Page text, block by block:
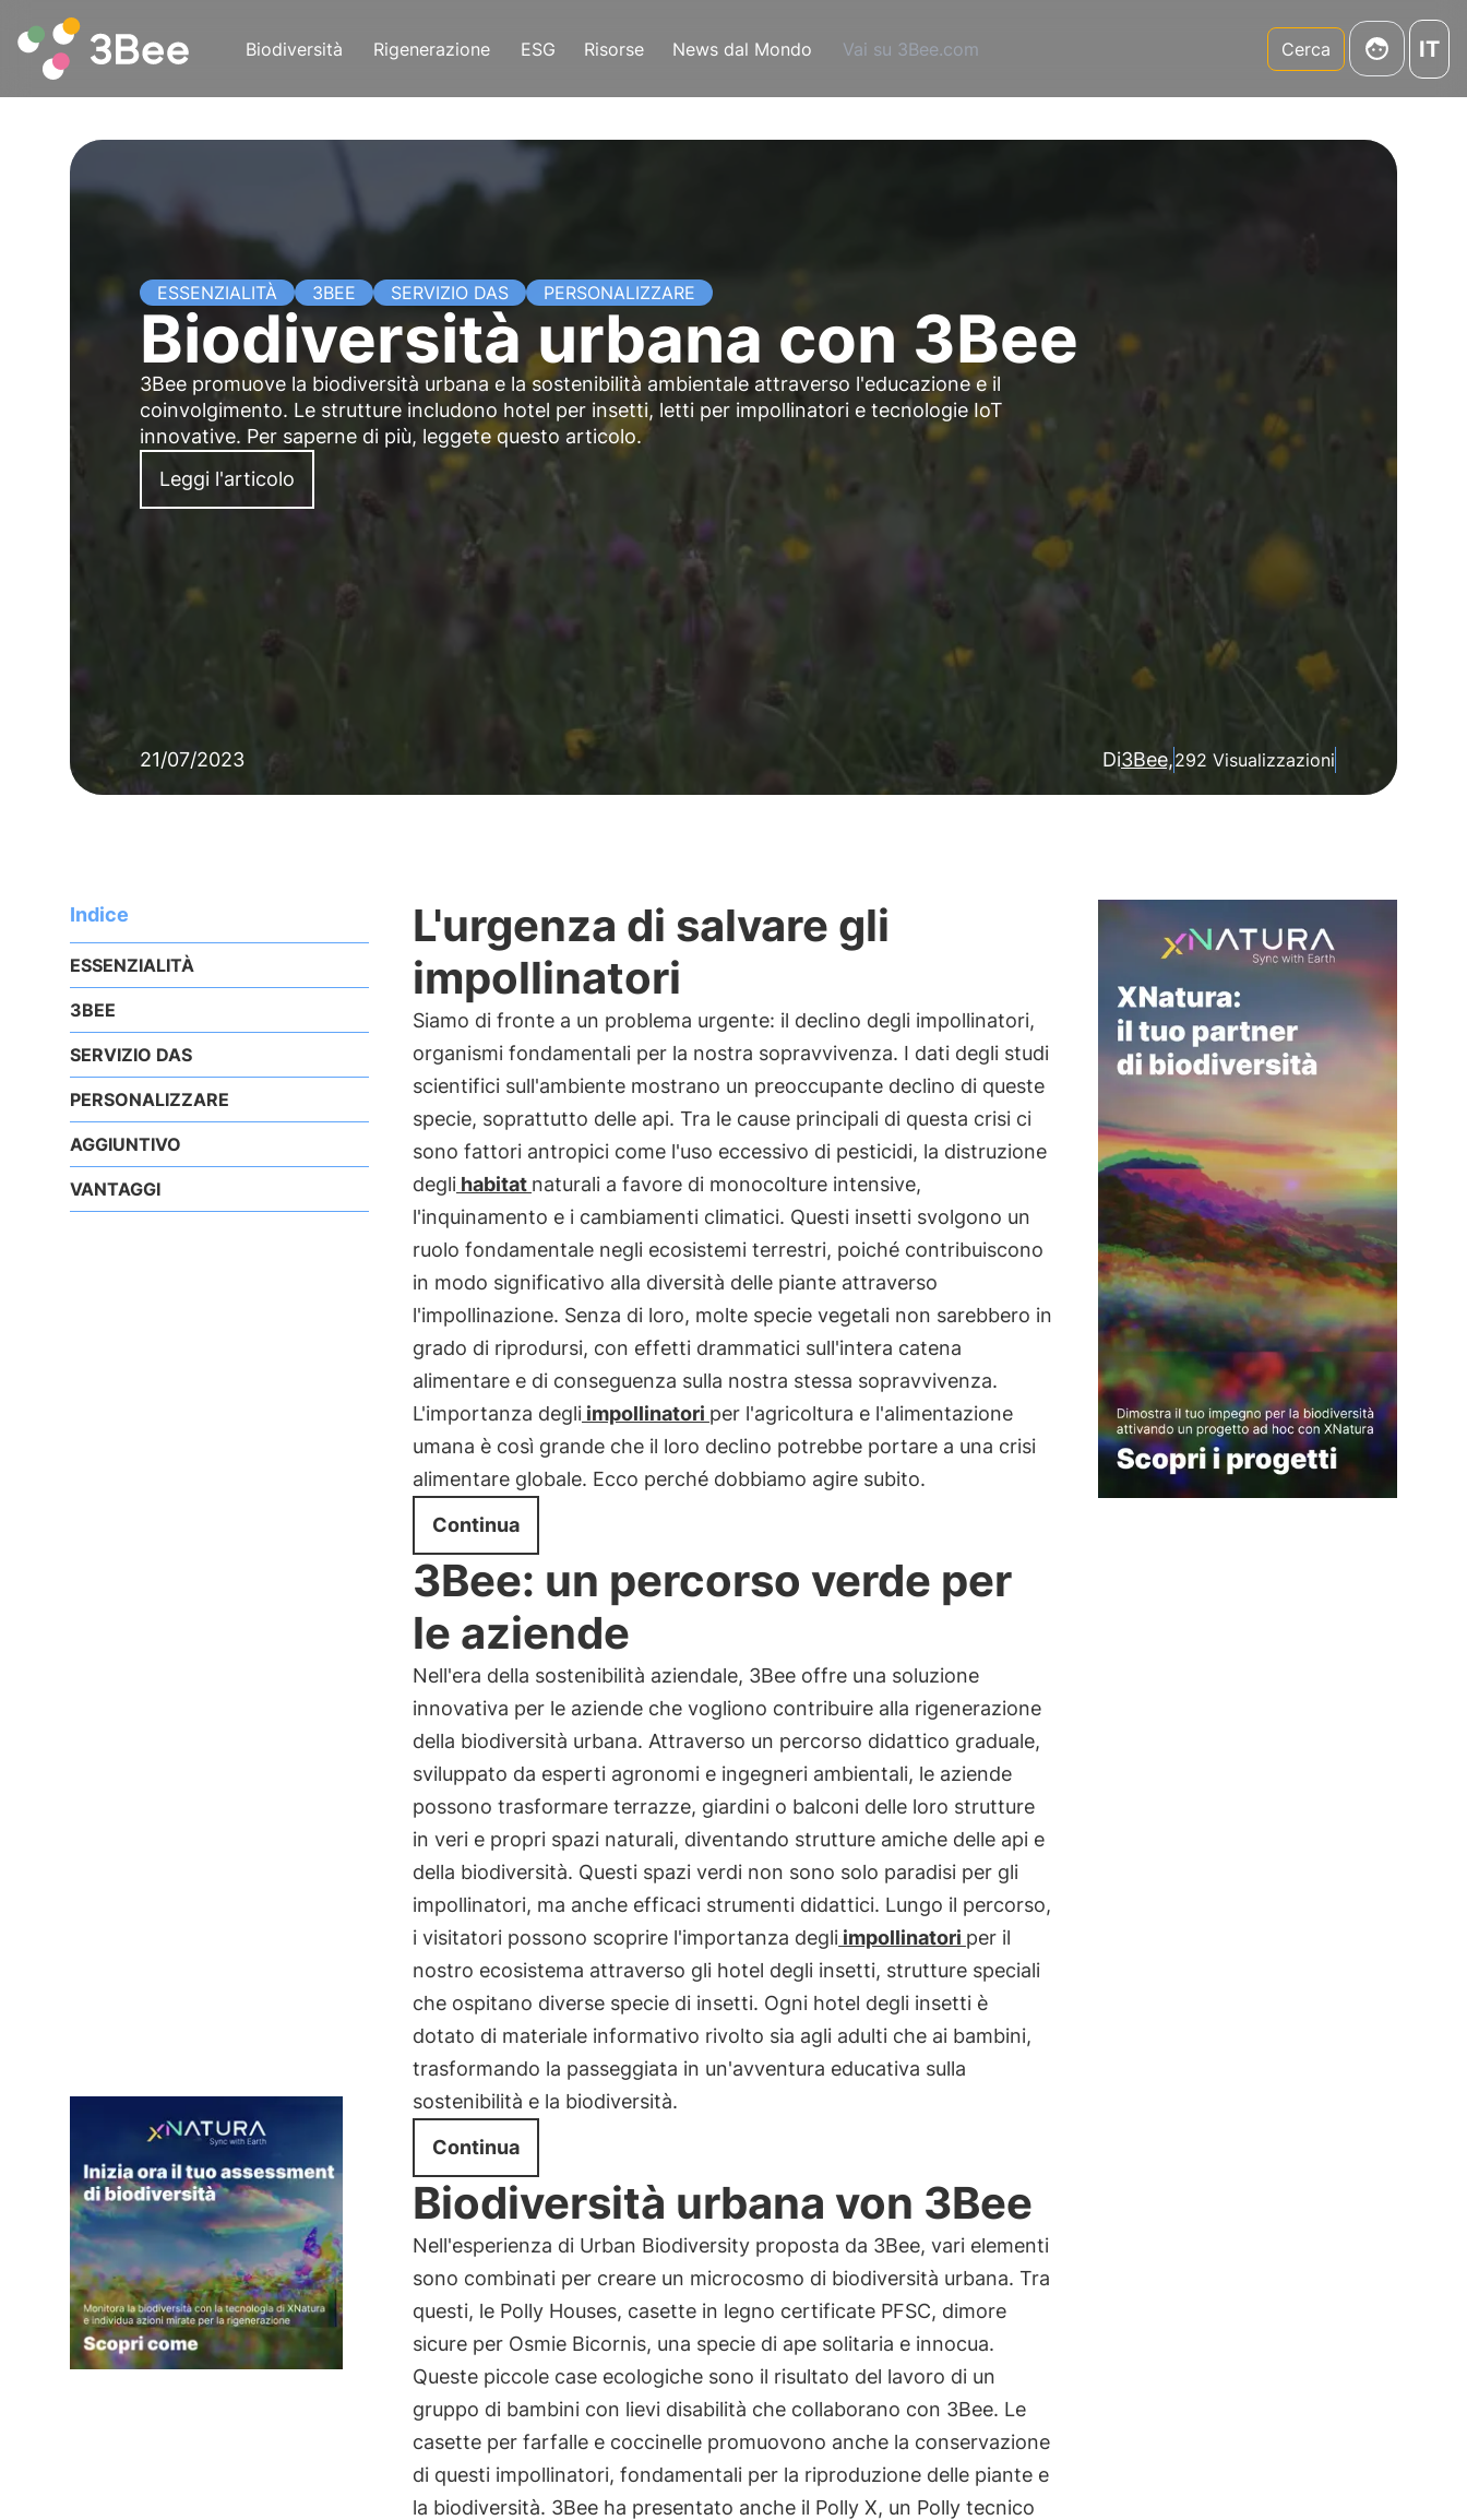
Biodiversità Rigenerazione ESG Risorse News dal Mondo Vai su 3Bee.com Cerca IT
ESSENZIALITÀ 3BEE SERVIZIO DAS PERSONALIZZARE
Biodiversità urbana con 3Bee
3Bee promuove la biodiversità urbana e la sostenibilità ambientale attraverso l'educazione e il
coinvolgimento. Le strutture includono hotel per insetti, letti per impollinatori e tecnologie IoT
innovative. Per saperne di più, leggete questo articolo.
Leggi l'articolo
21/07/2023 Di3Bee,292 Visualizzazioni
Indice
ESSENZIALITÀ
3BEE
SERVIZIO DAS
PERSONALIZZARE
AGGIUNTIVO
VANTAGGI
L'urgenza di salvare gli
impollinatori
Siamo di fronte a un problema urgente: il declino degli impollinatori,
organismi fondamentali per la nostra sopravvivenza. I dati degli studi
scientifici sull'ambiente mostrano un preoccupante declino di queste
specie, soprattutto delle api. Tra le cause principali di questa crisi ci
sono fattori antropici come l'uso eccessivo di pesticidi, la distruzione
deglihabitat naturali a favore di monocolture intensive,
l'inquinamento e i cambiamenti climatici. Questi insetti svolgono un
ruolo fondamentale negli ecosistemi terrestri, poiché contribuiscono
in modo significativo alla diversità delle piante attraverso
l'impollinazione. Senza di loro, molte specie vegetali non sarebbero in
grado di riprodursi, con effetti drammatici sull'intera catena
alimentare e di conseguenza sulla nostra stessa sopravvivenza.
L'importanza degliimpollinatori per l'agricoltura e l'alimentazione
umana è così grande che il loro declino potrebbe portare a una crisi
alimentare globale. Ecco perché dobbiamo agire subito.
Continua
3Bee: un percorso verde per
le aziende
Nell'era della sostenibilità aziendale, 3Bee offre una soluzione
innovativa per le aziende che vogliono contribuire alla rigenerazione
della biodiversità urbana. Attraverso un percorso didattico graduale,
sviluppato da esperti agronomi e ingegneri ambientali, le aziende
possono trasformare terrazze, giardini o balconi delle loro strutture
in veri e propri spazi naturali, diventando strutture amiche delle api e
della biodiversità. Questi spazi verdi non sono solo paradisi per gli
impollinatori, ma anche efficaci strumenti didattici. Lungo il percorso,
i visitatori possono scoprire l'importanza degliimpollinatori per il
nostro ecosistema attraverso gli hotel degli insetti, strutture speciali
che ospitano diverse specie di insetti. Ogni hotel degli insetti è
dotato di materiale informativo rivolto sia agli adulti che ai bambini,
trasformando la passeggiata in un'avventura educativa sulla
sostenibilità e la biodiversità.
Continua
Biodiversità urbana von 3Bee
Nell'esperienza di Urban Biodiversity proposta da 3Bee, vari elementi
sono combinati per creare un microcosmo di biodiversità urbana. Tra
questi, le Polly Houses, casette in legno certificate PFSC, dimore
sicure per Osmie Bicornis, una specie di ape solitaria e innocua.
Queste piccole case ecologiche sono il risultato del lavoro di un
gruppo di bambini con lievi disabilità che collaborano con 3Bee. Le
casette per farfalle e coccinelle promuovono anche la conservazione
di questi impollinatori, fondamentali per la riproduzione delle piante e
la biodiversità. 3Bee ha presentato anche il Polly X, un Polly tecnico